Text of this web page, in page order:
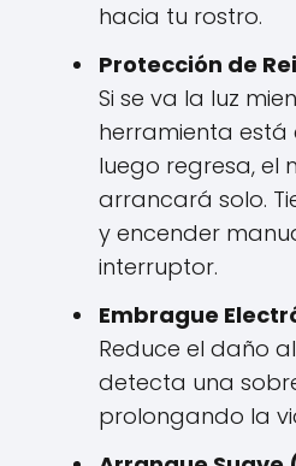
hacia tu rostro.
Protección de
Si se va la luz
herramienta está
luego regresa, el
arrancará solo.
y encender
interruptor.
Embrague
Reduce el daño
detecta una
prolongando la